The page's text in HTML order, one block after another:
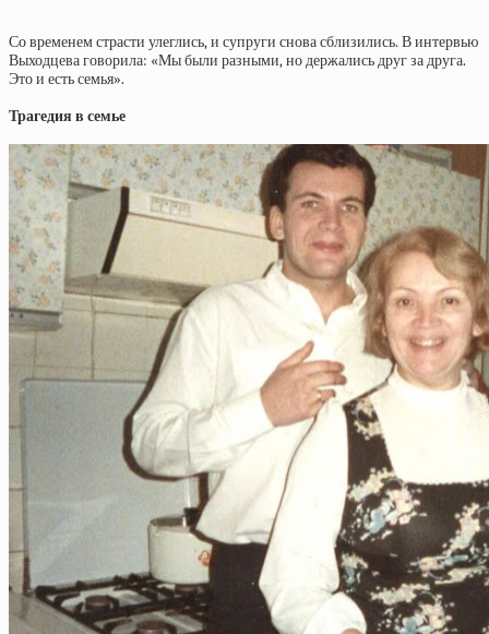
Со временем страсти улеглись, и супруги снова сблизились. В интервью
Выходцева говорила: «Мы были разными, но держались друг за друга.
Это и есть семья».
Трагедия в семье